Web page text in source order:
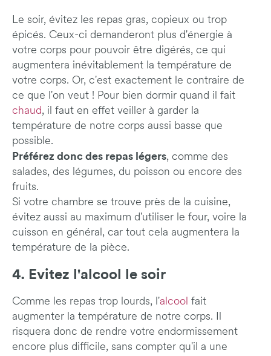
Le soir, évitez les repas gras, copieux ou trop
épicés. Ceux-ci demanderont plus d'énergie à
votre corps pour pouvoir être digérés, ce qui
augmentera inévitablement la température de
votre corps. Or, c'est exactement le contraire de
ce que l'on veut ! Pour bien dormir quand il fait
chaud, il faut en effet veiller à garder la
température de notre corps aussi basse que
possible.
Préférez donc des repas légers, comme des
salades, des légumes, du poisson ou encore des
fruits.
Si votre chambre se trouve près de la cuisine,
évitez aussi au maximum d'utiliser le four, voire la
cuisson en général, car tout cela augmentera la
température de la pièce.
4. Evitez l'alcool le soir
Comme les repas trop lourds, l'alcool fait
augmenter la température de notre corps. Il
risquera donc de rendre votre endormissement
encore plus difficile, sans compter qu'il a une